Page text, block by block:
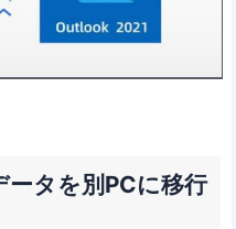
タを別PCに移行